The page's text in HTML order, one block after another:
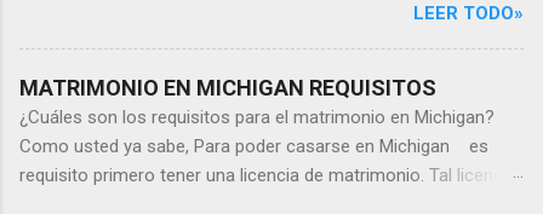
matrim
onio
LEER TODO»
MATRIMONIO EN MICHIGAN REQUISITOS
¿Cuáles son los requisitos para el matrimonio en Michigan?
Como usted ya sabe, Para poder casarse en Michigan es
requisito primero tener una licencia de matrimonio. Tal licencia